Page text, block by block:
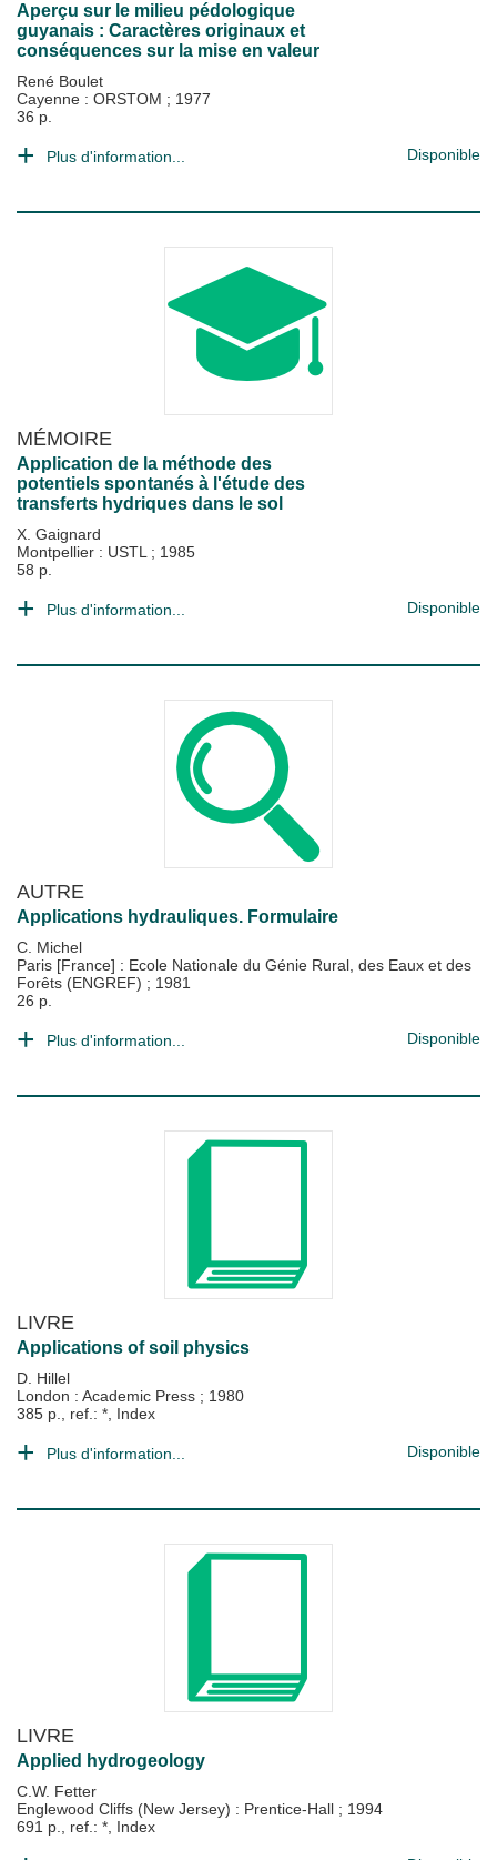
Aperçu sur le milieu pédologique
guyanais : Caractères originaux et
conséquences sur la mise en valeur
René Boulet
Cayenne : ORSTOM ; 1977
36 p.
Plus d'information... Disponible
MÉMOIRE
Application de la méthode des
potentiels spontanés à l'étude des
transferts hydriques dans le sol
X. Gaignard
Montpellier : USTL ; 1985
58 p.
Plus d'information... Disponible
AUTRE
Applications hydrauliques. Formulaire
C. Michel
Paris [France] : Ecole Nationale du Génie Rural, des Eaux et des
Forêts (ENGREF) ; 1981
26 p.
Plus d'information... Disponible
LIVRE
Applications of soil physics
D. Hillel
London : Academic Press ; 1980
385 p., ref.: *, Index
Plus d'information... Disponible
LIVRE
Applied hydrogeology
C.W. Fetter
Englewood Cliffs (New Jersey) : Prentice-Hall ; 1994
691 p., ref.: *, Index